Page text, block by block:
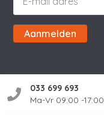
Aanmelden
033 699 693
Ma-Vr 09:00 -17:00